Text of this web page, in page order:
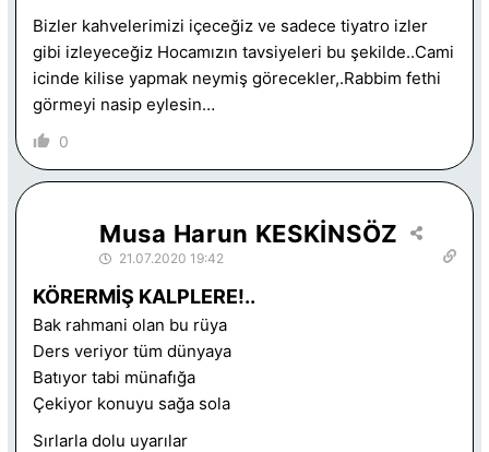
Bizler kahvelerimizi içeceğiz ve sadece tiyatro izler
gibi izleyeceğiz Hocamızın tavsiyeleri bu şekilde..Cami
icinde kilise yapmak neymiş görecekler,.Rabbim fethi
görmeyi nasip eylesin…
0
Musa Harun KESKİNSÖZ
21.07.2020 19:42
KÖRERMİŞ KALPLERE!..
Bak rahmani olan bu rüya
Ders veriyor tüm dünyaya
Batıyor tabi münafığa
Çekiyor konuyu sağa sola
Sırlarla dolu uyarılar